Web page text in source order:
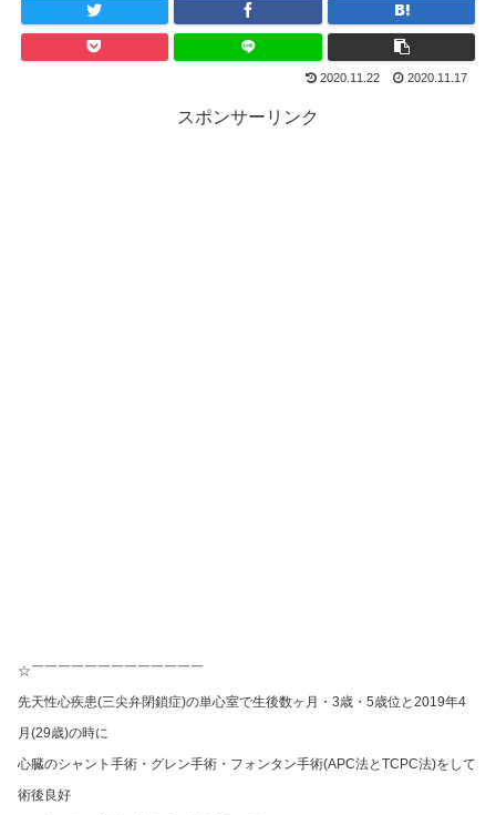
2020.11.22 2020.11.17
スポンサーリンク
☆￣￣￣￣￣￣￣￣￣￣￣￣￣
先天性心疾患(三尖弁閉鎖症)の単心室で生後数ヶ月・3歳・5歳位と2019年4
月(29歳)の時に
心臓のシャント手術・グレン手術・フォンタン手術(APC法とTCPC法)をして
術後良好